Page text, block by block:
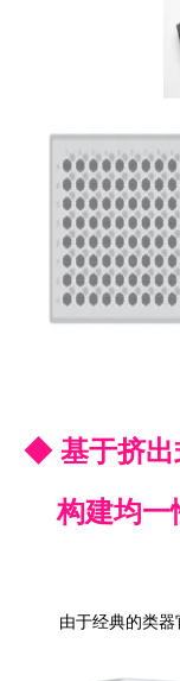
◆ 基于挤出
构建均一
由于经典的类